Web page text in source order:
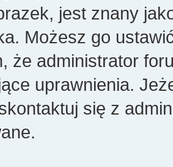
jest znany
Możesz go
że administrator
uprawnienia.
się z